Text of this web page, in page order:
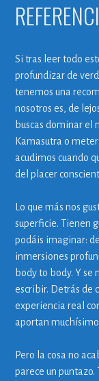
Si tras leer todo
profundizar de
tenemos una
nosotros es, de
buscas dominar el
Kamasutra o
acudimos cuando
del placer
Lo que más nos
superficie. Tienen
podáis imaginar:
inmersiones
body to body. Y se
escribir. Detrás de
experiencia real
aportan
Pero la cosa no
parece un